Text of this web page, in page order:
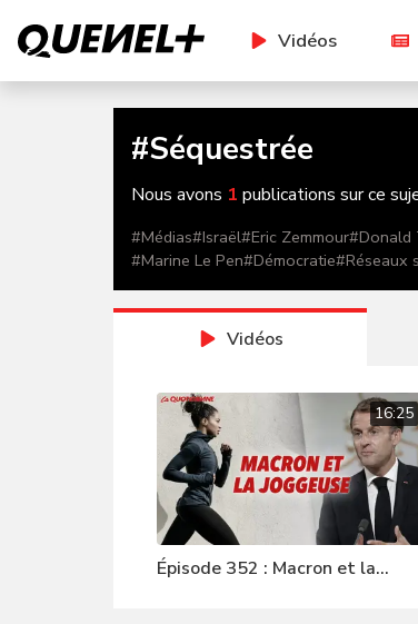
Vidéos
#Séquestrée
Nous avons 1 publications sur ce
#Médias#Israël#Eric Zemmour#Donald
#Marine Le Pen#Démocratie#Réseaux
Vidéos
16:25
Épisode 352 : Macron et la